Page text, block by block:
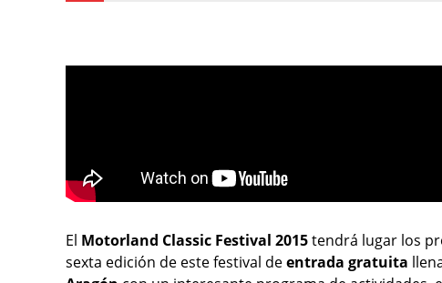
El Motorland Classic Festival 2015tendrá lugar los
sexta edición de este festival deentrada gratuita